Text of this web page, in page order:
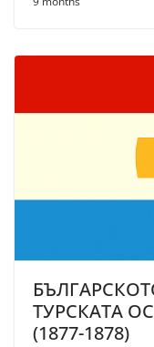
ТУРСКАТА
(1877-1878)